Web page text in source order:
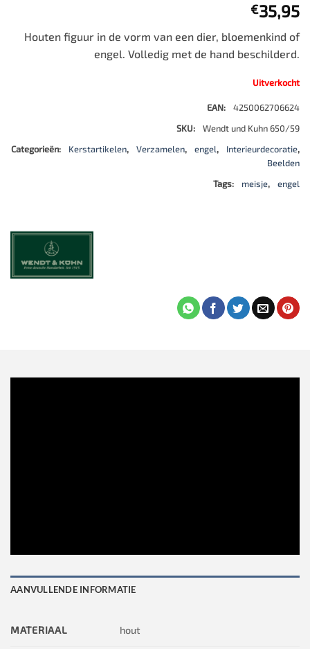
€35,95
Houten figuur in de vorm van een dier, bloemenkind of
engel. Volledig met de hand beschilderd.
Uitverkocht
EAN:
4250062706624
SKU:
Wendt und Kuhn 650/59
Categorieën:
Kerstartikelen, Verzamelen, engel, Interieurdecoratie,
Beelden
Tags:
meisje, engel
AANVULLENDE INFORMATIE
MATERIAAL hout